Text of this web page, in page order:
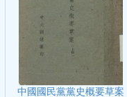
中國國民黨黨史概要草案